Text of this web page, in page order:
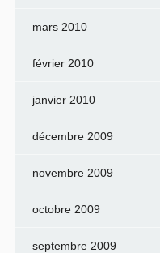
mars 2010
février 2010
janvier 2010
décembre 2009
novembre 2009
octobre 2009
septembre 2009